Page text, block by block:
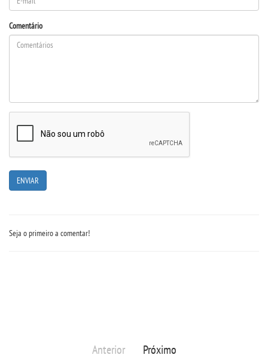
Comentário
Seja o primeiro a comentar!
Anterior Próximo